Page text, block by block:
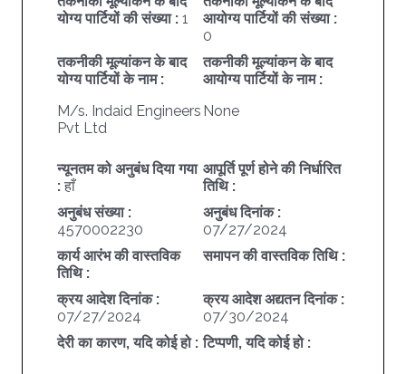
योग्य पार्टियों की संख्या : 1
आयोग्य पार्टियों की संख्या :
0
तकनीकी मूल्यांकन के बाद
योग्य पार्टियों के नाम :
M/s. Indaid Engineers
Pvt Ltd
तकनीकी मूल्यांकन के बाद
आयोग्य पार्टियों के नाम :
None
न्यूनतम को अनुबंध दिया गया
: हाँ
आपूर्ति पूर्ण होने की निर्धारित
तिथि :
अनुबंध संख्या :
4570002230
अनुबंध दिनांक :
07/27/2024
कार्य आरंभ की वास्तविक
तिथि :
समापन की वास्तविक तिथि :
क्रय आदेश दिनांक :
07/27/2024
क्रय आदेश अद्यतन दिनांक :
07/30/2024
देरी का कारण, यदि कोई हो : टिप्पणी, यदि कोई हो :